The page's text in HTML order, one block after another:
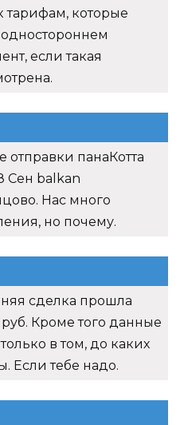
тарифам, которые
если такая
отправки панаКотта
Сен balkan
Нас много
но почему.
сделка прошла
Кроме того данные
в том, до каких
Если тебе надо.